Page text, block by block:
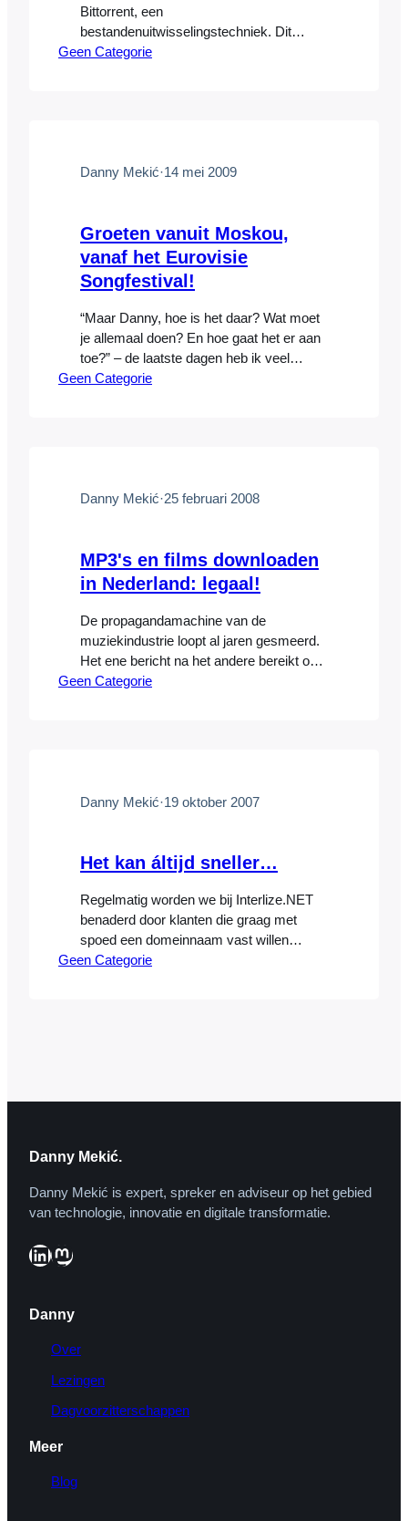
Bittorrent, een
bestandenuitwisselingstechniek. Dit
schendt de academische vrijheid, stelt
het Heilige Roomse Rijk. Dit manifest
Geen Categorie
Danny Mekić·14 mei 2009
Groeten vanuit Moskou,
vanaf het Eurovisie
Songfestival!
“Maar Danny, hoe is het daar? Wat moet
je allemaal doen? En hoe gaat het er aan
toe?” – de laatste dagen heb ik veel
smsjes en mailtjes gehad van vrienden,
Geen Categorie
Danny Mekić·25 februari 2008
MP3's en films downloaden
in Nederland: legaal!
De propagandamachine van de
muziekindustrie loopt al jaren gesmeerd.
Het ene bericht na het andere bereikt ons
via de pers waarin de suggestie wordt
Geen Categorie
Danny Mekić·19 oktober 2007
Het kan áltijd sneller…
Regelmatig worden we bij Interlize.NET
benaderd door klanten die graag met
spoed een domeinnaam vast willen
leggen. Soms omdat men liever niet te
Geen Categorie
Danny Mekić.
Danny Mekić is expert, spreker en adviseur op het gebied
van technologie, innovatie en digitale transformatie.
LinkedIn Mastodon
Danny
Over
Lezingen
Dagvoorzitterschappen
Meer
Blog